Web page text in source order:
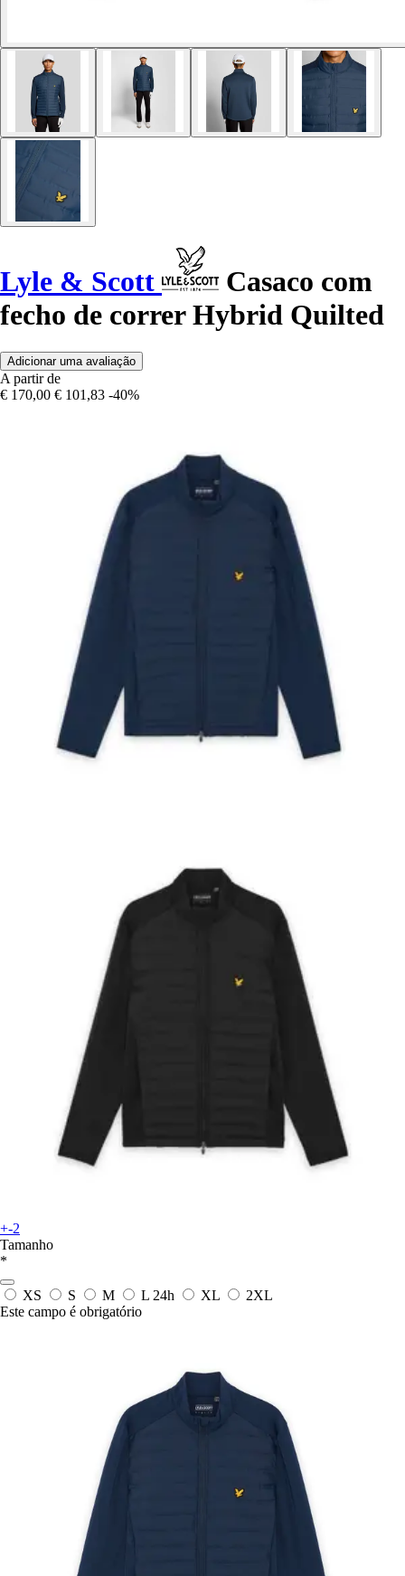
Lyle & Scott
Casaco com
fecho de correr Hybrid Quilted
Adicionar uma avaliação
A partir de
€ 170,00 € 101,83 -40%
+-2
Tamanho
*
XS S M L 24h XL
2XL
Este campo é obrigatório